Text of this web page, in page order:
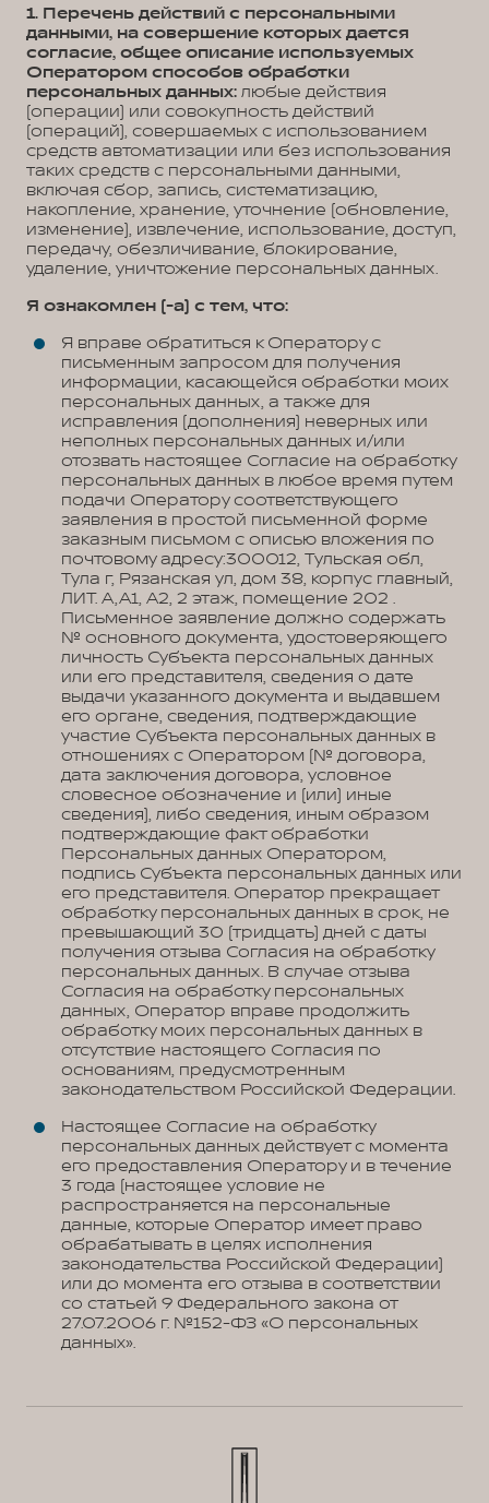
1. Перечень действий с персональными
данными, на совершение которых дается
согласие, общее описание используемых
Оператором способов обработки
персональных данных: любые действия
(операции) или совокупность действий
(операций), совершаемых с использованием
средств автоматизации или без использования
таких средств с персональными данными,
включая сбор, запись, систематизацию,
накопление, хранение, уточнение (обновление,
изменение), извлечение, использование, доступ,
передачу, обезличивание, блокирование,
удаление, уничтожение персональных данных.
Я ознакомлен (-а) с тем, что:
Я вправе обратиться к Оператору с
письменным запросом для получения
информации, касающейся обработки моих
персональных данных, а также для
исправления (дополнения) неверных или
неполных персональных данных и/или
отозвать настоящее Согласие на обработку
персональных данных в любое время путем
подачи Оператору соответствующего
заявления в простой письменной форме
заказным письмом с описью вложения по
почтовому адресу:300012, Тульская обл,
Тула г, Рязанская ул, дом 38, корпус главный,
ЛИТ. А,А1, А2, 2 этаж, помещение 202 .
Письменное заявление должно содержать
№ основного документа, удостоверяющего
личность Субъекта персональных данных
или его представителя, сведения о дате
выдачи указанного документа и выдавшем
его органе, сведения, подтверждающие
участие Субъекта персональных данных в
отношениях с Оператором (№ договора,
дата заключения договора, условное
словесное обозначение и (или) иные
сведения), либо сведения, иным образом
подтверждающие факт обработки
Персональных данных Оператором,
подпись Субъекта персональных данных или
его представителя. Оператор прекращает
обработку персональных данных в срок, не
превышающий 30 (тридцать) дней с даты
получения отзыва Согласия на обработку
персональных данных. В случае отзыва
Согласия на обработку персональных
данных, Оператор вправе продолжить
обработку моих персональных данных в
отсутствие настоящего Согласия по
основаниям, предусмотренным
законодательством Российской Федерации.
Настоящее Согласие на обработку
персональных данных действует с момента
его предоставления Оператору и в течение
3 года (настоящее условие не
распространяется на персональные
данные, которые Оператор имеет право
обрабатывать в целях исполнения
законодательства Российской Федерации)
или до момента его отзыва в соответствии
со статьей 9 Федерального закона от
27.07.2006 г. №152-ФЗ «О персональных
данных».